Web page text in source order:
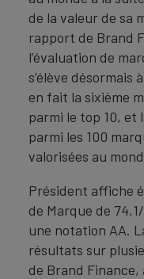
de la valeur de sa
rapport de Brand
l’évaluation de
s’élève désormais
en fait la sixième
parmi le top 10, et
parmi les 100
valorisées au
Président affiche
de Marque de
une notation AA.
résultats sur
de Brand Finance,